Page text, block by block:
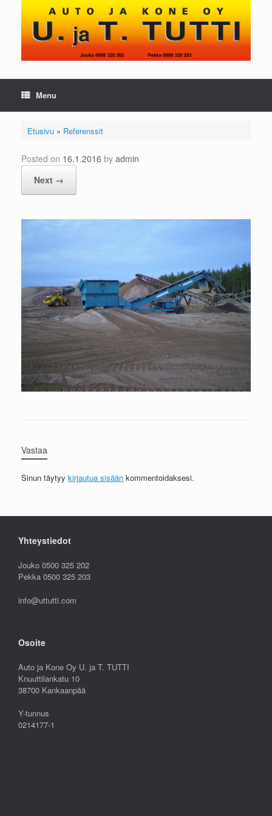
content
Menu
Etusivu» Referenssit
Posted on 16.1.2016 by admin
Next →
Vastaa
Sinun täytyy kirjautua sisään kommentoidaksesi.
Yhteystiedot
Jouko 0500 325 202
Pekka 0500 325 203
info@uttutti.com
Osoite
Auto ja Kone Oy U. ja T. TUTTI
Knuuttilankatu 10
38700 Kankaanpää
Y-tunnus
0214177-1